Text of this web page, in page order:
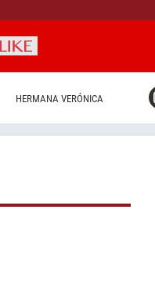
HERMANA VERÓNICA